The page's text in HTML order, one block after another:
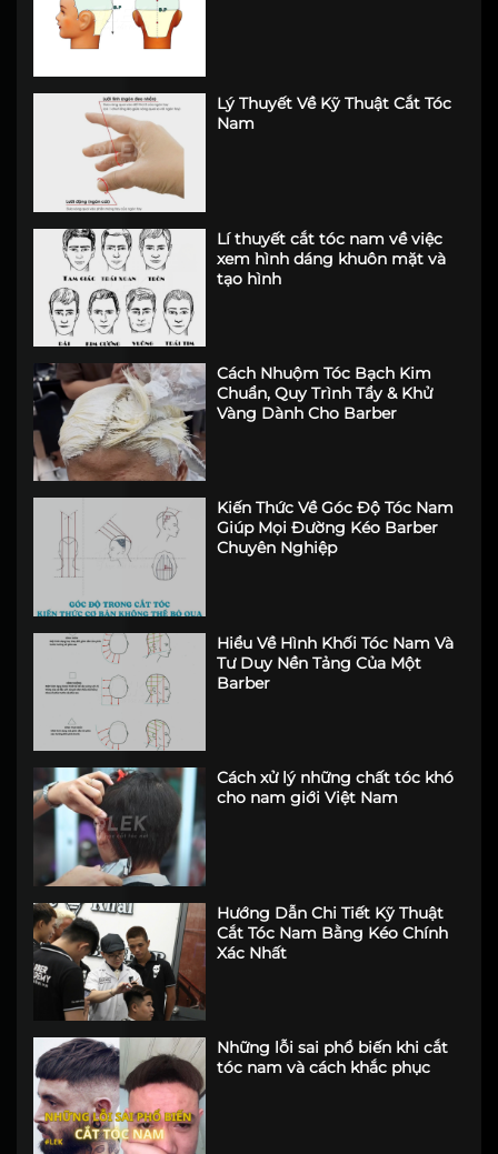
Lý Thuyết Về Kỹ Thuật Cắt Tóc
Nam
Lí thuyết cắt tóc nam về việc
xem hình dáng khuôn mặt và
tạo hình
Cách Nhuộm Tóc Bạch Kim
Chuẩn, Quy Trình Tẩy & Khử
Vàng Dành Cho Barber
Kiến Thức Về Góc Độ Tóc Nam
Giúp Mọi Đường Kéo Barber
Chuyên Nghiệp
Hiểu Về Hình Khối Tóc Nam Và
Tư Duy Nền Tảng Của Một
Barber
Cách xử lý những chất tóc khó
cho nam giới Việt Nam
Hướng Dẫn Chi Tiết Kỹ Thuật
Cắt Tóc Nam Bằng Kéo Chính
Xác Nhất
Những lỗi sai phổ biến khi cắt
tóc nam và cách khắc phục